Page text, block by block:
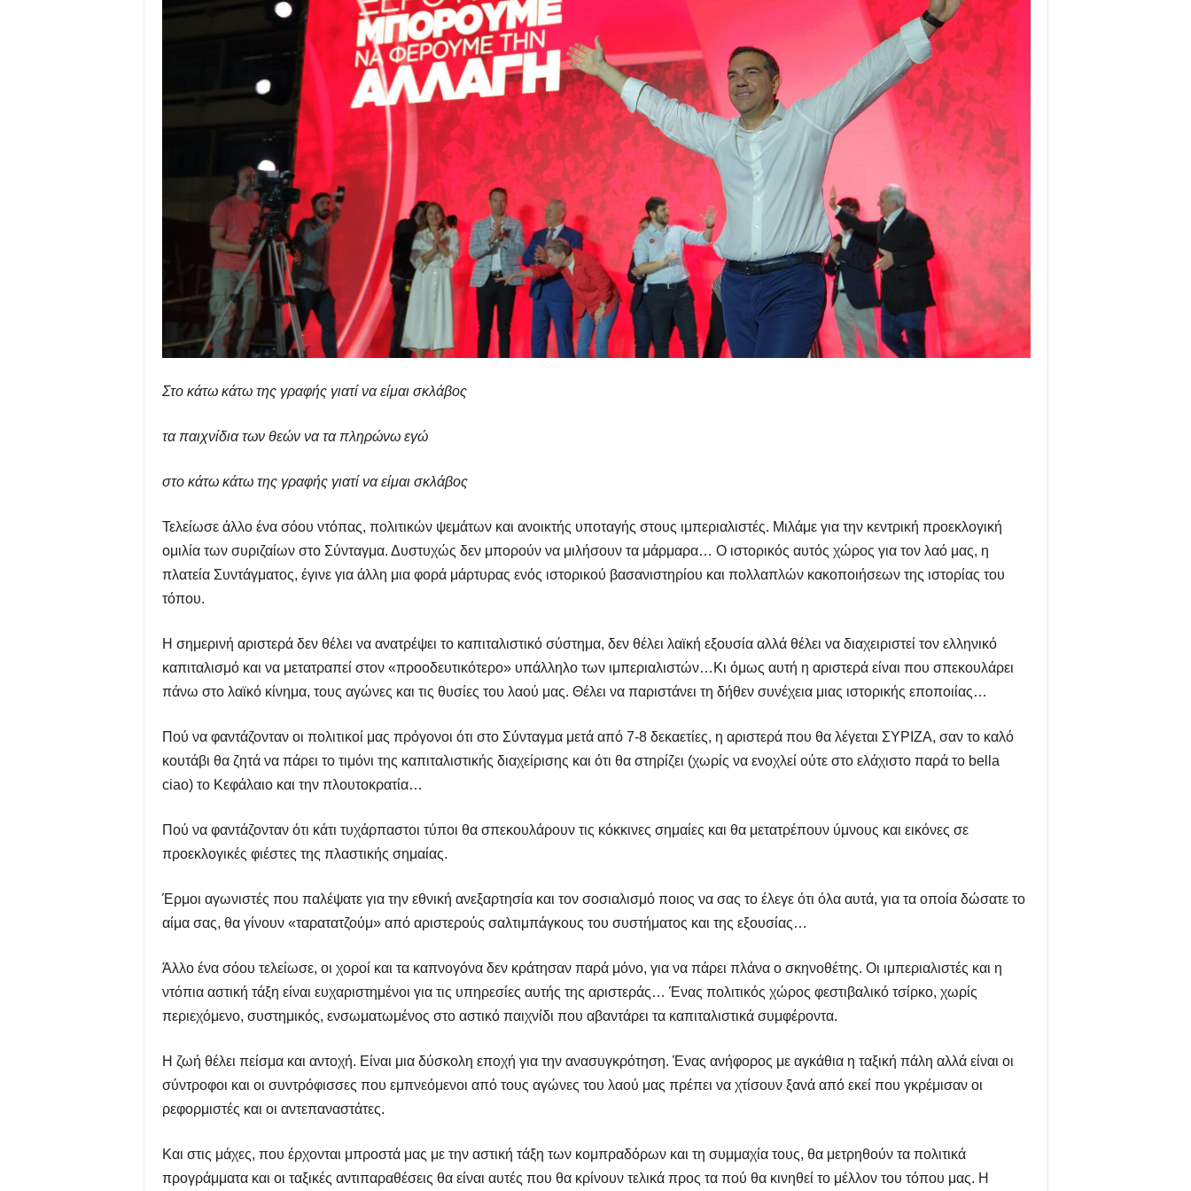
Στο κάτω κάτω της γραφής γιατί να είμαι σκλάβος
τα παιχνίδια των θεών να τα πληρώνω εγώ
στο κάτω κάτω της γραφής γιατί να είμαι σκλάβος
Τελείωσε άλλο ένα σόου ντόπας, πολιτικών ψεμάτων και ανοικτής υποταγής στους ιμπεριαλιστές. Μιλάμε για την κεντρική προεκλογική
ομιλία των συριζαίων στο Σύνταγμα. Δυστυχώς δεν μπορούν να μιλήσουν τα μάρμαρα… Ο ιστορικός αυτός χώρος για τον λαό μας, η
πλατεία Συντάγματος, έγινε για άλλη μια φορά μάρτυρας ενός ιστορικού βασανιστηρίου και πολλαπλών κακοποιήσεων της ιστορίας του
τόπου.
Η σημερινή αριστερά δεν θέλει να ανατρέψει το καπιταλιστικό σύστημα, δεν θέλει λαϊκή εξουσία αλλά θέλει να διαχειριστεί τον ελληνικό
καπιταλισμό και να μετατραπεί στον «προοδευτικότερο» υπάλληλο των ιμπεριαλιστών… Κι όμως αυτή η αριστερά είναι που σπεκουλάρει
πάνω στο λαϊκό κίνημα, τους αγώνες και τις θυσίες του λαού μας. Θέλει να παριστάνει τη δήθεν συνέχεια μιας ιστορικής εποποιίας…
Πού να φαντάζονταν οι πολιτικοί μας πρόγονοι ότι στο Σύνταγμα μετά από 7-8 δεκαετίες, η αριστερά που θα λέγεται ΣΥΡΙΖΑ, σαν το καλό
κουτάβι θα ζητά να πάρει το τιμόνι της καπιταλιστικής διαχείρισης και ότι θα στηρίζει (χωρίς να ενοχλεί ούτε στο ελάχιστο παρά το bella
ciaο) το Κεφάλαιο και την πλουτοκρατία…
Πού να φαντάζονταν ότι κάτι τυχάρπαστοι τύποι θα σπεκουλάρουν τις κόκκινες σημαίες και θα μετατρέπουν ύμνους και εικόνες σε
προεκλογικές φιέστες της πλαστικής σημαίας.
Έρμοι αγωνιστές που παλέψατε για την εθνική ανεξαρτησία και τον σοσιαλισμό ποιος να σας το έλεγε ότι όλα αυτά, για τα οποία δώσατε το
αίμα σας, θα γίνουν «ταρατατζούμ» από αριστερούς σαλτιμπάγκους του συστήματος και της εξουσίας…
Άλλο ένα σόου τελείωσε, οι χοροί και τα καπνογόνα δεν κράτησαν παρά μόνο, για να πάρει πλάνα ο σκηνοθέτης. Οι ιμπεριαλιστές και η
ντόπια αστική τάξη είναι ευχαριστημένοι για τις υπηρεσίες αυτής της αριστεράς… Ένας πολιτικός χώρος φεστιβαλικό τσίρκο, χωρίς
περιεχόμενο, συστημικός, ενσωματωμένος στο αστικό παιχνίδι που αβαντάρει τα καπιταλιστικά συμφέροντα.
Η ζωή θέλει πείσμα και αντοχή. Είναι μια δύσκολη εποχή για την ανασυγκρότηση. Ένας ανήφορος με αγκάθια η ταξική πάλη αλλά είναι οι
σύντροφοι και οι συντρόφισσες που εμπνεόμενοι από τους αγώνες του λαού μας πρέπει να χτίσουν ξανά από εκεί που γκρέμισαν οι
ρεφορμιστές και οι αντεπαναστάτες.
Και στις μάχες, που έρχονται μπροστά μας με την αστική τάξη των κομπραδόρων και τη συμμαχία τους, θα μετρηθούν τα πολιτικά
προγράμματα και οι ταξικές αντιπαραθέσεις θα είναι αυτές που θα κρίνουν τελικά προς τα πού θα κινηθεί το μέλλον του τόπου μας. Η